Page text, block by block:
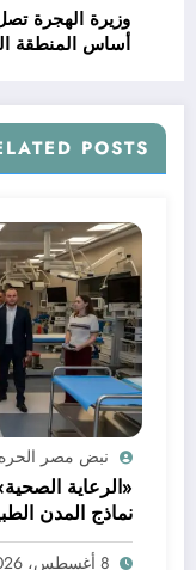
وزيرة الهجرة
أساس المنطقة
POSTS
نبض مصر الحره
«الرعاية
نماذج المدن
العلمي
8 أغسطس، 2026